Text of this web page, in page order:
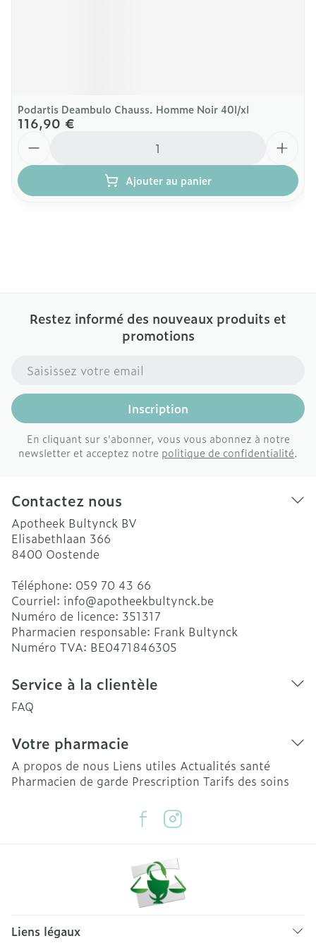
Podartis Deambulo Chauss. Homme Noir 40l/xl
116,90 €
Ajouter au panier
Restez informé des nouveaux produits et
promotions
Adresse mail
Inscription
En cliquant sur s'abonner, vous vous abonnez à notre
newsletter et acceptez notre politique de confidentialité.
Contactez nous
Apotheek Bultynck BV
Elisabethlaan 366
8400 Oostende
Téléphone: 059 70 43 66
Courriel: info@apotheekbultynck.be
Numéro de licence: 351317
Pharmacien responsable: Frank Bultynck
Numéro TVA: BE0471846305
Service à la clientèle
FAQ
Votre pharmacie
A propos de nous Liens utiles Actualités santé
Pharmacien de garde Prescription Tarifs des soins
Liens légaux